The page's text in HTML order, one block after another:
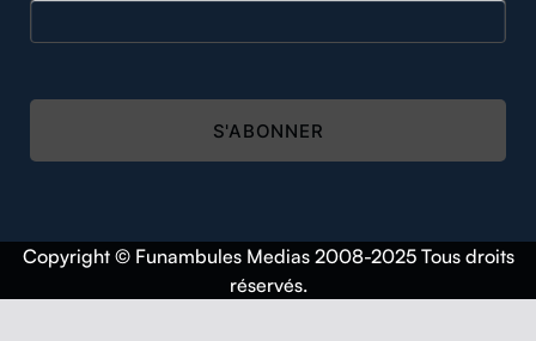
S'ABONNER
Copyright © Funambules Medias 2008-2025 Tous droits
réservés.